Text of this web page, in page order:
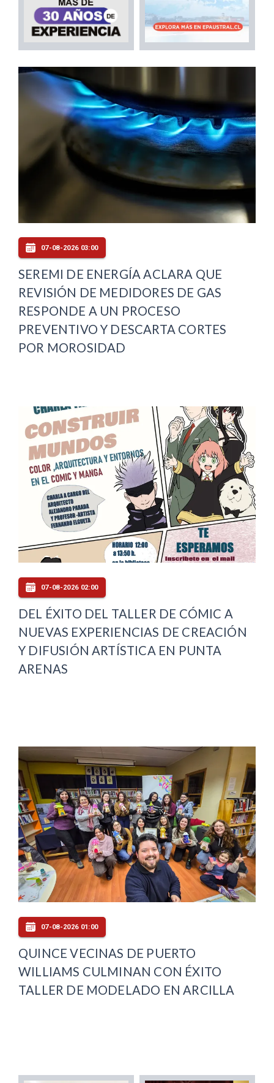
07-08-2026 03:00
SEREMI DE ENERGÍA ACLARA QUE
REVISIÓN DE MEDIDORES DE GAS
RESPONDE A UN PROCESO
PREVENTIVO Y DESCARTA CORTES
POR MOROSIDAD
07-08-2026 02:00
DEL ÉXITO DEL TALLER DE CÓMIC A
NUEVAS EXPERIENCIAS DE CREACIÓN
Y DIFUSIÓN ARTÍSTICA EN PUNTA
ARENAS
07-08-2026 01:00
QUINCE VECINAS DE PUERTO
WILLIAMS CULMINAN CON ÉXITO
TALLER DE MODELADO EN ARCILLA